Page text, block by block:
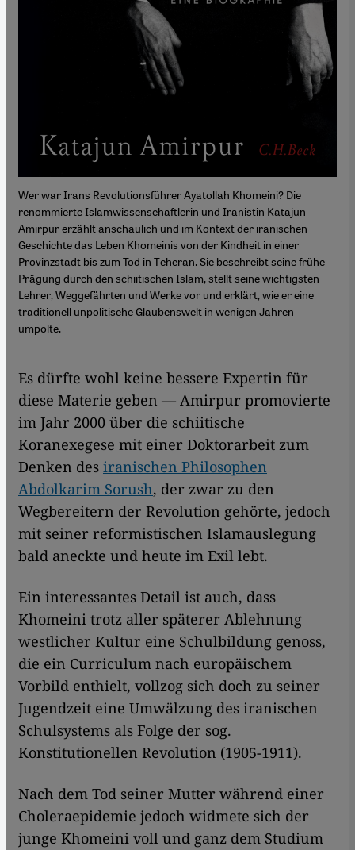
Wer war Irans Revolutionsführer Ayatollah Khomeini? Die
renommierte Islamwissenschaftlerin und Iranistin Katajun
Amirpur erzählt anschaulich und im Kontext der iranischen
Geschichte das Leben Khomeinis von der Kindheit in einer
Provinzstadt bis zum Tod in Teheran. Sie beschreibt seine frühe
Prägung durch den schiitischen Islam, stellt seine wichtigsten
Lehrer, Weggefährten und Werke vor und erklärt, wie er eine
traditionell unpolitische Glaubenswelt in wenigen Jahren
umpolte.
Es dürfte wohl keine bessere Expertin für
diese Materie geben — Amirpur promovierte
im Jahr 2000 über die schiitische
Koranexegese mit einer Doktorarbeit zum
Denken des iranischen Philosophen
Abdolkarim Sorush, der zwar zu den
Wegbereitern der Revolution gehörte, jedoch
mit seiner reformistischen Islamauslegung
bald aneckte und heute im Exil lebt.
Ein interessantes Detail ist auch, dass
Khomeini trotz aller späterer Ablehnung
westlicher Kultur eine Schulbildung genoss,
die ein Curriculum nach europäischem
Vorbild enthielt, vollzog sich doch zu seiner
Jugendzeit eine Umwälzung des iranischen
Schulsystems als Folge der sog.
Konstitutionellen Revolution (1905-1911).
Nach dem Tod seiner Mutter während einer
Choleraepidemie jedoch widmete sich der
junge Khomeini voll und ganz dem Studium